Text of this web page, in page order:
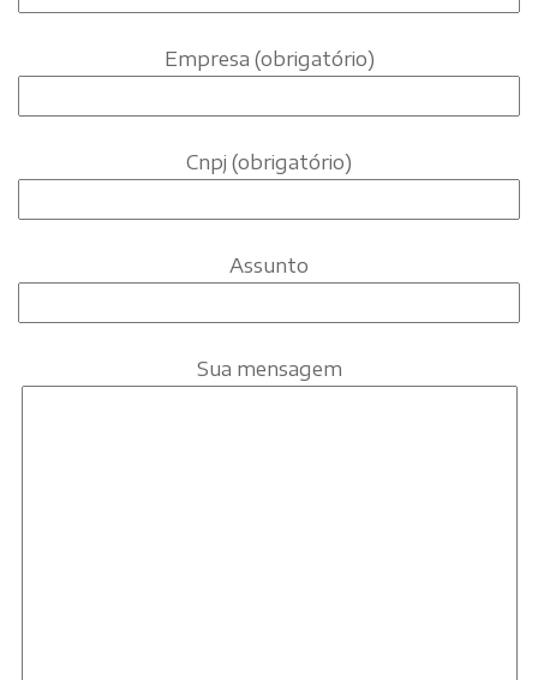
Empresa (obrigatório)
Cnpj (obrigatório)
Assunto
Sua mensagem